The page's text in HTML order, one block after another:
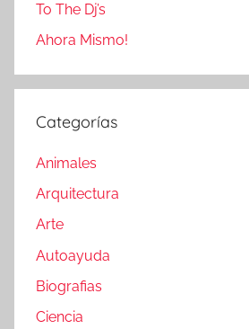
To The Dj’s
Ahora Mismo!
Categorías
Animales
Arquitectura
Arte
Autoayuda
Biografias
Ciencia